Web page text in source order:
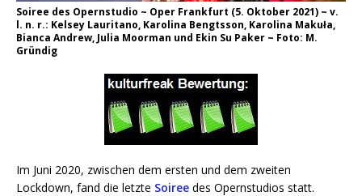
Soiree des Opernstudio ~ Oper Frankfurt (5. Oktober 2021) ~ v.
l. n. r.: Kelsey Lauritano, Karolina Bengtsson, Karolina Makuła,
Bianca Andrew, Julia Moorman und Ekin Su Paker ~ Foto: M.
Gründig
Im Juni 2020, zwischen dem ersten und dem zweiten
Lockdown, fand die letzte Soiree des Opernstudios statt.